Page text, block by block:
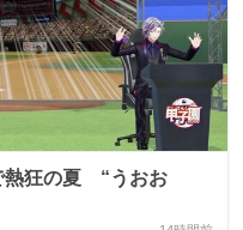
熱狂の夏 “うおお